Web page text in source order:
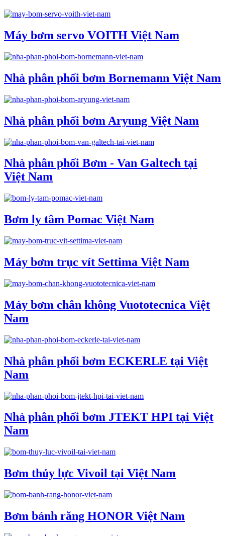
Máy bơm servo VOITH Việt Nam
Nhà phân phối bơm Bornemann Việt Nam
Nhà phân phối bơm Aryung Việt Nam
Nhà phân phối Bơm - Van Galtech tại
Việt Nam
Bơm ly tâm Pomac Việt Nam
Máy bơm trục vít Settima Việt Nam
Máy bơm chân không Vuototecnica Việt
Nam
Nhà phân phối bơm ECKERLE tại Việt
Nam
Nhà phân phối bơm JTEKT HPI tại Việt
Nam
Bơm thủy lực Vivoil tại Việt Nam
Bơm bánh răng HONOR Việt Nam